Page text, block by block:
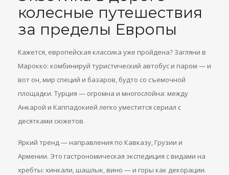
колесные путешествия
за пределы Европы
Кажется, европейская классика уже пройдена? Загляни в
Марокко: комбинируй туристический автобус и паром — и
вот он, мир специй и базаров, будто со съемочной
площадки. Турция — огромна и многослойна: между
Анкарой и Каппадокией легко уместится сериал с
десятками сюжетов.
Яркий тренд — направления по Кавказу, Грузии и
Армении. Это гастрономическая экспедиция с видами на
хребты: хинкали, шашлык, вино — и горы как декорации.